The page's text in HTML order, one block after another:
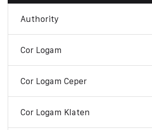
Authority
Cor Logam
Cor Logam Ceper
Cor Logam Klaten